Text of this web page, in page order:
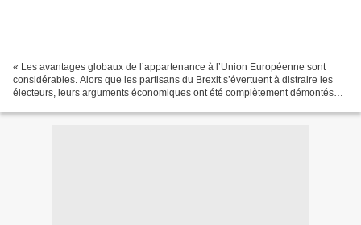
« Les avantages globaux de l’appartenance à l’Union Européenne sont
considérables. Alors que les partisans du Brexit s’évertuent à distraire les
électeurs, leurs arguments économiques ont été complètement démontés